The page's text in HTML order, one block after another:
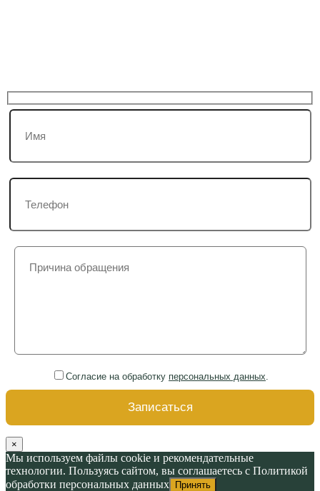
Согласие на обработку персональных данных.
×
Мы используем файлы cookie и рекомендательные
технологии. Пользуясь сайтом, вы соглашаетесь с Политикой
обработки персональных данных
Принять